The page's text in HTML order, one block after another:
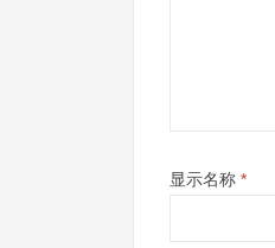
显示名称 *